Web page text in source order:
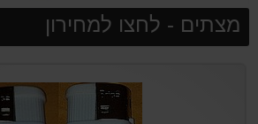
מצתים - לחצו למחירון